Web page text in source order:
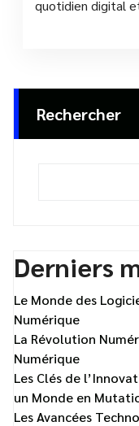
quotidien digital
Rechercher
Derniers
Le Monde des
Numérique
La Révolution
Numérique
Les Clés de
un Monde en
Les Avancées